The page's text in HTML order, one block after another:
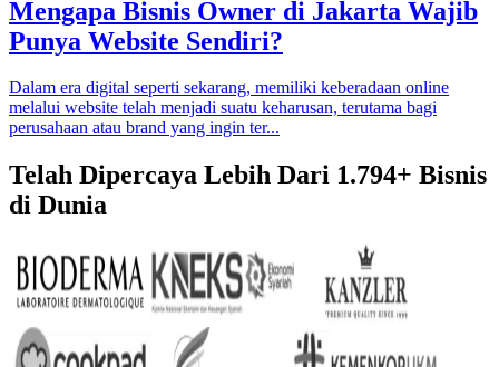
Mengapa Bisnis Owner di Jakarta Wajib
Punya Website Sendiri?
Dalam era digital seperti sekarang, memiliki keberadaan online
melalui website telah menjadi suatu keharusan, terutama bagi
perusahaan atau brand yang ingin ter...
Telah Dipercaya Lebih Dari 1.794+ Bisnis
di Dunia